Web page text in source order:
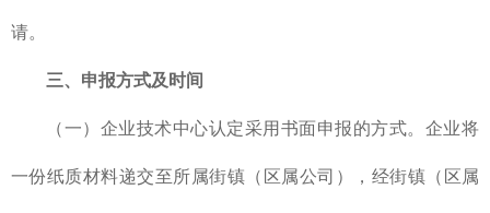
请。
三、申报方式及时间
（一）企业技术中心认定采用书面申报的方式。企业将
一份纸质材料递交至所属街镇（区属公司），经街镇（区属